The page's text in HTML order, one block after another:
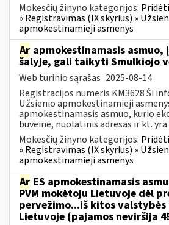
Mokesčių žinyno kategorijos:
» Registravimas (IX skyrius) »
apmokestinamieji asmenys
Ar apmokestinamasis
šalyje, gali taikyti Smulkiojo
Web turinio sąrašas 2025-08-14
Registracijos numeris KM3628 Ši
Užsienio apmokestinamieji
apmokestinamasis asmuo, kurio
buveinė, nuolatinis adresas ir kt. yra
Mokesčių žinyno kategorijos:
» Registravimas (IX skyrius) »
apmokestinamieji asmenys
Ar ES apmokestinamasis
PVM mokėtoju Lietuvoje dėl
pervežimo...iš kitos valstybės
Lietuvoje (pajamos neviršija